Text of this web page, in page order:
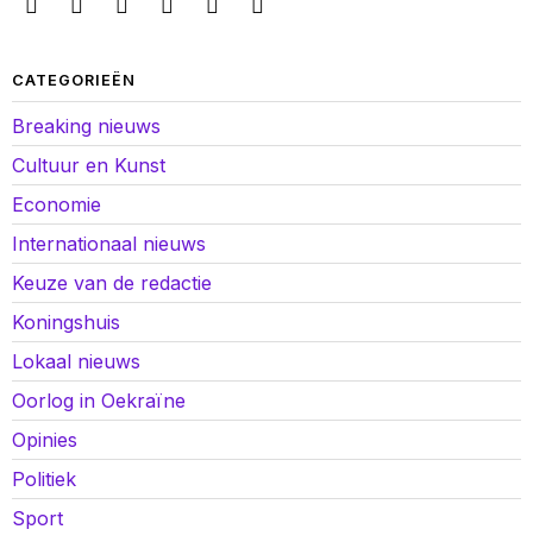
CATEGORIEËN
Breaking nieuws
Cultuur en Kunst
Economie
Internationaal nieuws
Keuze van de redactie
Koningshuis
Lokaal nieuws
Oorlog in Oekraïne
Opinies
Politiek
Sport